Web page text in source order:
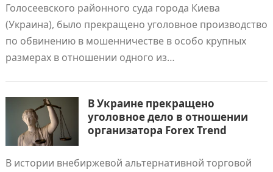
Голосеевского районного суда города Киева
(Украина), было прекращено уголовное производство
по обвинению в мошенничестве в особо крупных
размерах в отношении одного из…
В Украине прекращено
уголовное дело в отношении
организатора Forex Trend
В истории внебиржевой альтернативной торговой